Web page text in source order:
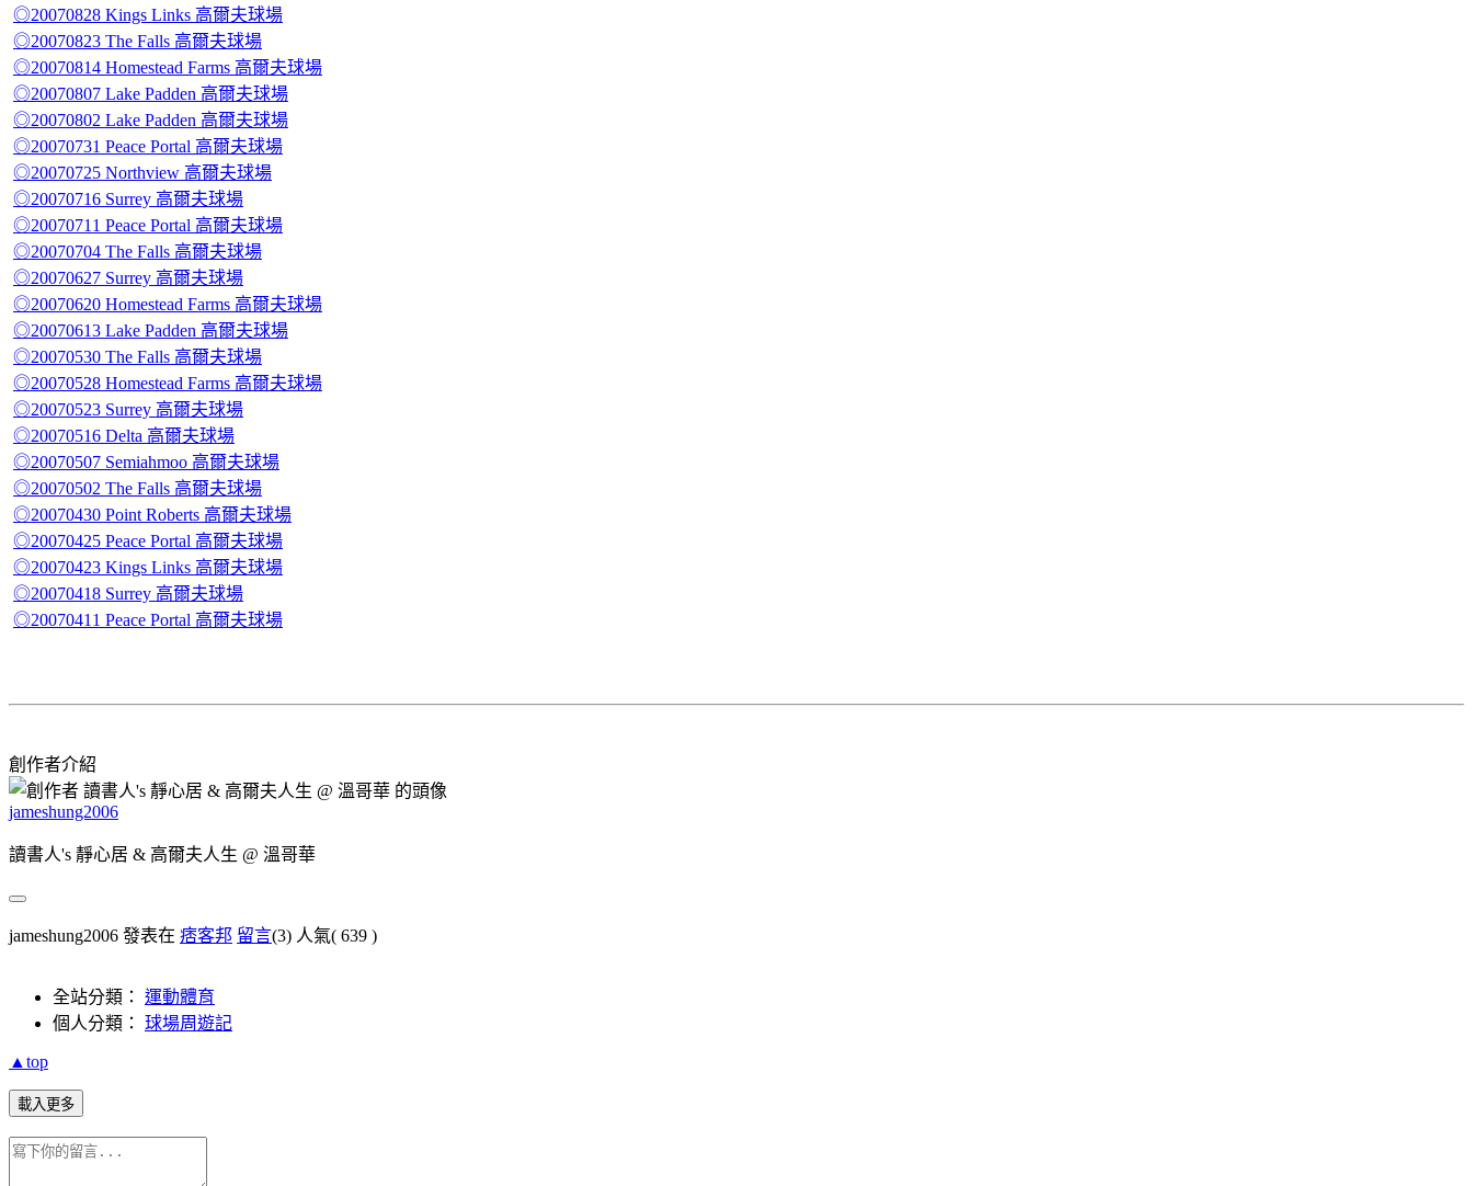
◎20070828 Kings Links 高爾夫球場
◎20070823 The Falls 高爾夫球場
◎20070814 Homestead Farms 高爾夫球場
◎20070807 Lake Padden 高爾夫球場
◎20070802 Lake Padden 高爾夫球場
◎20070731 Peace Portal 高爾夫球場
◎20070725 Northview 高爾夫球場
◎20070716 Surrey 高爾夫球場
◎20070711 Peace Portal 高爾夫球場
◎20070704 The Falls 高爾夫球場
◎20070627 Surrey 高爾夫球場
◎20070620 Homestead Farms 高爾夫球場
◎20070613 Lake Padden 高爾夫球場
◎20070530 The Falls 高爾夫球場
◎20070528 Homestead Farms 高爾夫球場
◎20070523 Surrey 高爾夫球場
◎20070516 Delta 高爾夫球場
◎20070507 Semiahmoo 高爾夫球場
◎20070502 The Falls 高爾夫球場
◎20070430 Point Roberts 高爾夫球場
◎20070425 Peace Portal 高爾夫球場
◎20070423 Kings Links 高爾夫球場
◎20070418 Surrey 高爾夫球場
◎20070411 Peace Portal 高爾夫球場
創作者介紹
jameshung2006
讀書人's 靜心居 & 高爾夫人生 @ 溫哥華
jameshung2006 發表在 痞客邦 留言(3) 人氣( 639 )
全站分類： 運動體育
個人分類： 球場周遊記
▲top
載入更多